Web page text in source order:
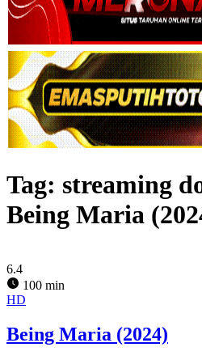
Tag: streaming
Being Maria
6.4
100 min
HD
Being Maria (2024)